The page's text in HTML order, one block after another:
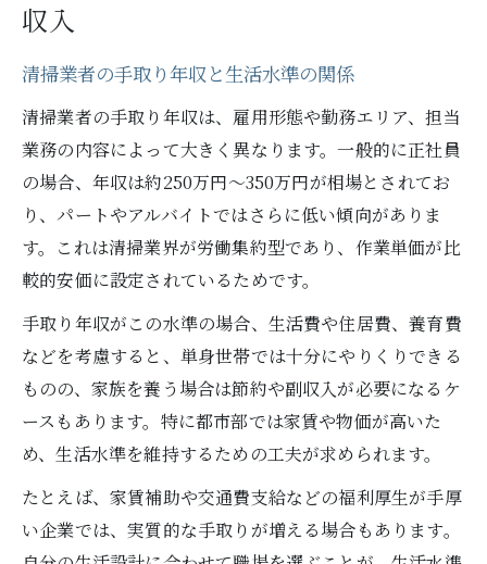
収入
清掃業者の手取り年収と生活水準の関係
清掃業者の手取り年収は、雇用形態や勤務エリア、担当
業務の内容によって大きく異なります。一般的に正社員
の場合、年収は約250万円～350万円が相場とされてお
り、パートやアルバイトではさらに低い傾向がありま
す。これは清掃業界が労働集約型であり、作業単価が比
較的安価に設定されているためです。
手取り年収がこの水準の場合、生活費や住居費、養育費
などを考慮すると、単身世帯では十分にやりくりできる
ものの、家族を養う場合は節約や副収入が必要になるケ
ースもあります。特に都市部では家賃や物価が高いた
め、生活水準を維持するための工夫が求められます。
たとえば、家賃補助や交通費支給などの福利厚生が手厚
い企業では、実質的な手取りが増える場合もあります。